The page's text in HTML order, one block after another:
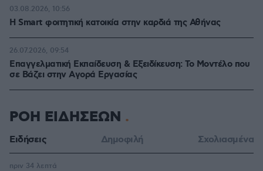
Η Smart φοιτητική κατοικία στην καρδιά της Αθήνας
03.08.2026, 10:56
Επαγγελματική Εκπαίδευση & Εξειδίκευση: Το Mοντέλο που
σε Bάζει στην Aγορά Eργασίας
26.07.2026, 09:54
ΡΟΗ ΕΙΔΗΣΕΩΝ
Ειδήσεις Δημοφιλή Σχολιασμένα
πριν 34 λεπτά